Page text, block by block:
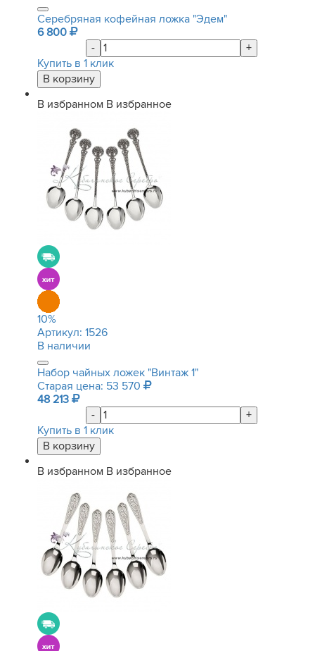
Серебряная кофейная ложка "Эдем"
6 800
-
+
Купить в 1 клик
В избранном В избранное
10%
Артикул: 1526
В наличии
Набор чайных ложек "Винтаж 1"
Старая цена: 53 570
48 213
-
+
Купить в 1 клик
В избранном В избранное